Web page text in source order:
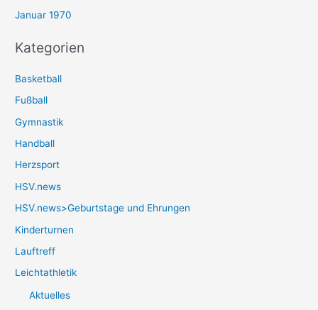
Januar 1970
Kategorien
Basketball
Fußball
Gymnastik
Handball
Herzsport
HSV.news
HSV.news>Geburtstage und Ehrungen
Kinderturnen
Lauftreff
Leichtathletik
Aktuelles